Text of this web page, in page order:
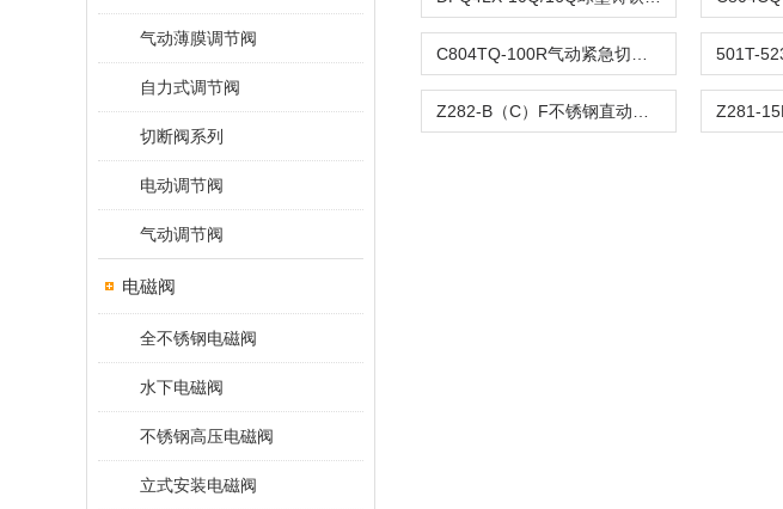
气动薄膜调节阀
自力式调节阀
切断阀系列
电动调节阀
气动调节阀
电磁阀
全不锈钢电磁阀
水下电磁阀
不锈钢高压电磁阀
立式安装电磁阀